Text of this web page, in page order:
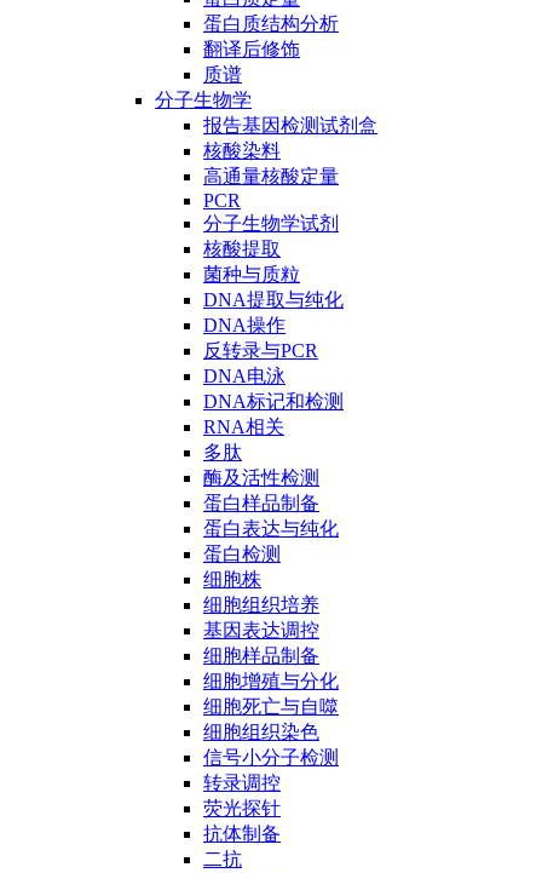
蛋白质结构分析
翻译后修饰
质谱
分子生物学
报告基因检测试剂盒
核酸染料
高通量核酸定量
PCR
分子生物学试剂
核酸提取
菌种与质粒
DNA提取与纯化
DNA操作
反转录与PCR
DNA电泳
DNA标记和检测
RNA相关
多肽
酶及活性检测
蛋白样品制备
蛋白表达与纯化
蛋白检测
细胞株
细胞组织培养
基因表达调控
细胞样品制备
细胞增殖与分化
细胞死亡与自噬
细胞组织染色
信号小分子检测
转录调控
荧光探针
抗体制备
二抗